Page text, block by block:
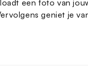
een foto van
geniet je